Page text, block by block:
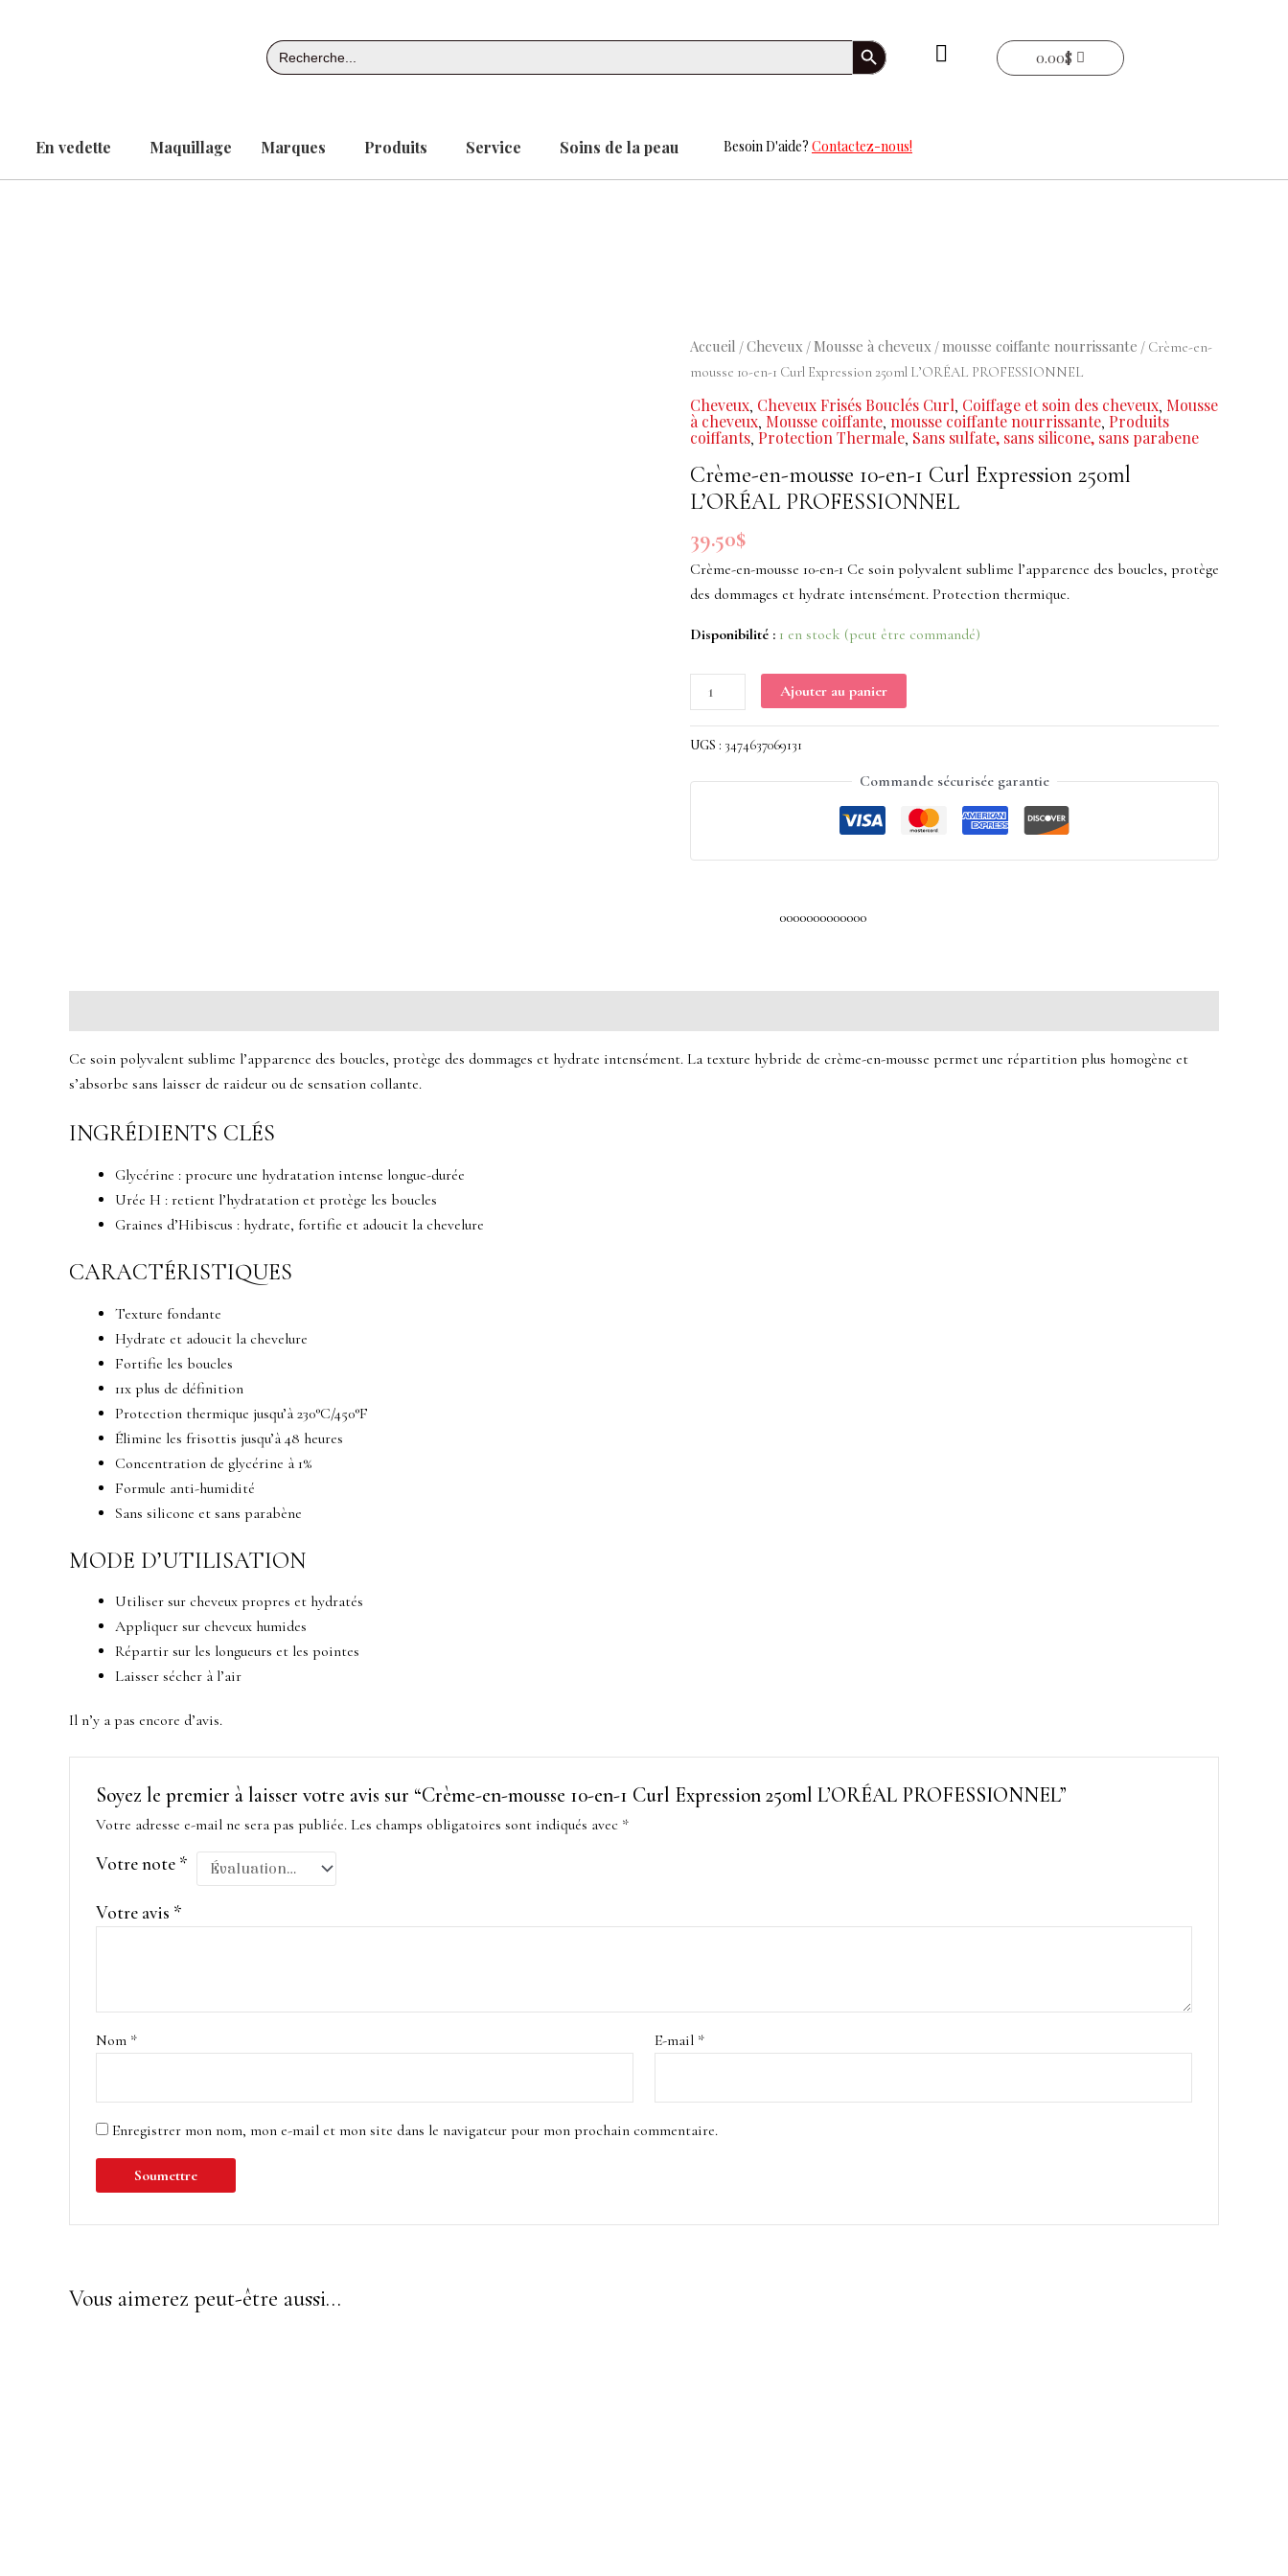
Search
for:
Search Button
0.00$
En vedette Maquillage Marques Produits Service Soins de la peau Besoin D'aide? Contactez-nous!
Accueil /Cheveux / Mousse à cheveux /mousse coiffante nourrissante / Crème-en-
mousse 10-en-1 Curl Expression 250ml L’ORÉAL PROFESSIONNEL
Cheveux, Cheveux Frisés Bouclés Curl, Coiffage et soin des cheveux, Mousse
à cheveux, Mousse coiffante, mousse coiffante nourrissante, Produits
coiffants, Protection Thermale, Sans sulfate, sans silicone, sans parabene
Crème-en-mousse 10-en-1 Curl Expression 250ml
L’ORÉAL PROFESSIONNEL
39.50$
Crème-en-mousse 10-en-1 Ce soin polyvalent sublime l’apparence des boucles, protège
des dommages et hydrate intensément. Protection thermique.
Disponibilité : 1 en stock (peut être commandé)
quantité
de
Crème-
en-
mousse
10-
en-
Curl
Expression
250ml
PROFESSIONNEL
Ajouter au panier
UGS : 3474637069131
Commande sécurisée garantie
0000000000000
Ce soin polyvalent sublime l’apparence des boucles, protège des dommages et hydrate intensément. La texture hybride de crème-en-mousse permet une répartition plus homogène et
s’absorbe sans laisser de raideur ou de sensation collante.
INGRÉDIENTS CLÉS
Glycérine : procure une hydratation intense longue-durée
Urée H : retient l’hydratation et protège les boucles
Graines d’Hibiscus : hydrate, fortifie et adoucit la chevelure
CARACTÉRISTIQUES
Texture fondante
Hydrate et adoucit la chevelure
Fortifie les boucles
11x plus de définition
Protection thermique jusqu’à 230°C/450°F
Élimine les frisottis jusqu’à 48 heures
Concentration de glycérine à 1%
Formule anti-humidité
Sans silicone et sans parabène
MODE D’UTILISATION
Utiliser sur cheveux propres et hydratés
Appliquer sur cheveux humides
Répartir sur les longueurs et les pointes
Laisser sécher à l’air
Il n’y a pas encore d’avis.
Soyez le premier à laisser votre avis sur “Crème-en-mousse 10-en-1 Curl Expression 250ml L’ORÉAL PROFESSIONNEL”
Votre adresse e-mail ne sera pas publiée. Les champs obligatoires sont indiqués avec *
Votre note *
Votre avis *
Nom * E-mail *
Enregistrer mon nom, mon e-mail et mon site dans le navigateur pour mon prochain commentaire.
Vous aimerez peut-être aussi…